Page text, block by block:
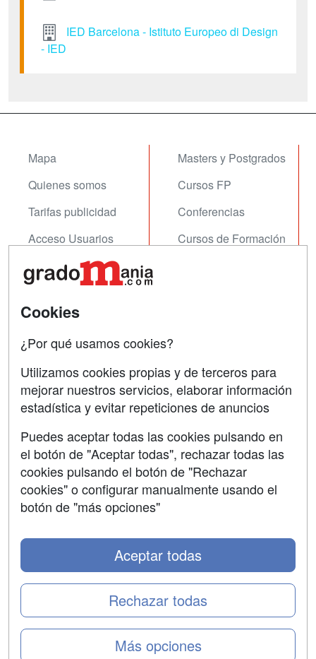
IED Barcelona - Istituto Europeo di Design
- IED
Mapa
Quienes somos
Tarifas publicidad
Acceso Usuarios
Acceso Centros
Masters y Postgrados
Cursos FP
Conferencias
Cursos de Formación
Contactar
Copyleft
Grupo formazion:
Copyright 2000-2026 Formazion Web, S.L. - Calle
Fermín Caballero, 62 - 28034 Madrid Tel: 91 533 70 78
Cookies
¿Por qué usamos cookies?
Utilizamos cookies propias y de terceros para
mejorar nuestros servicios, elaborar información
estadística y evitar repeticiones de anuncios
Puedes aceptar todas las cookies pulsando en
el botón de "Aceptar todas", rechazar todas las
cookies pulsando el botón de "Rechazar
cookies" o configurar manualmente usando el
botón de "más opciones"
Más opciones
Rechazar todas
Aceptar todas